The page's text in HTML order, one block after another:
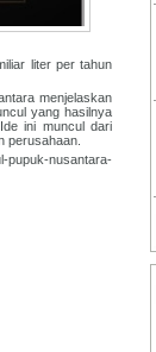
liter per tahun
menjelaskan
yang hasilnya
ini muncul dari
perusahaan.
pupuk-nusantara-